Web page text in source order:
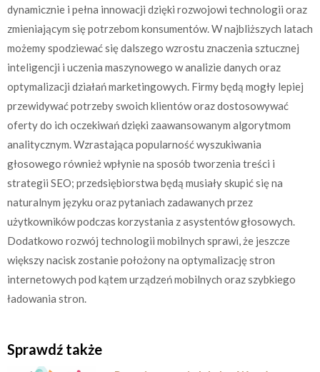
dynamicznie i pełna innowacji dzięki rozwojowi technologii oraz
zmieniającym się potrzebom konsumentów. W najbliższych latach
możemy spodziewać się dalszego wzrostu znaczenia sztucznej
inteligencji i uczenia maszynowego w analizie danych oraz
optymalizacji działań marketingowych. Firmy będą mogły lepiej
przewidywać potrzeby swoich klientów oraz dostosowywać
oferty do ich oczekiwań dzięki zaawansowanym algorytmom
analitycznym. Wzrastająca popularność wyszukiwania
głosowego również wpłynie na sposób tworzenia treści i
strategii SEO; przedsiębiorstwa będą musiały skupić się na
naturalnym języku oraz pytaniach zadawanych przez
użytkowników podczas korzystania z asystentów głosowych.
Dodatkowo rozwój technologii mobilnych sprawi, że jeszcze
większy nacisk zostanie położony na optymalizację stron
internetowych pod kątem urządzeń mobilnych oraz szybkiego
ładowania stron.
Sprawdź także